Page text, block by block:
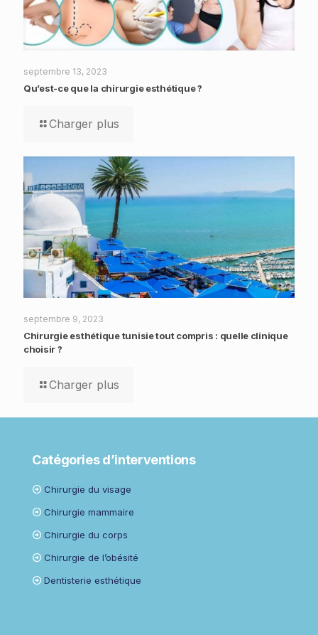
septembre 13, 2023
Qu’est-ce que la chirurgie esthétique ?
Charger plus
septembre 9, 2023
Chirurgie esthétique tunisie tout compris : quelle clinique
choisir ?
Charger plus
Catégories d’interventions
Chirurgie du visage
Chirurgie mammaire
Chirurgie du corps
Chirurgie de l’obésité
Dentisterie esthétique